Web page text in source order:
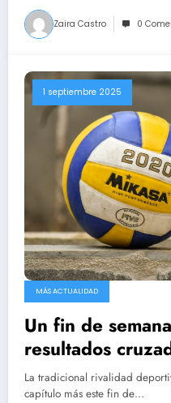
Zaira Castro 0
1 septiembre 2025
MÁS ACTUALIDAD
Un fin de
resultados
y Brasil
La tradicional rivalidad
capítulo más este fin de…